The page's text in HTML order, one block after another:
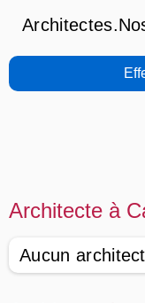
Architecte à
Aucun